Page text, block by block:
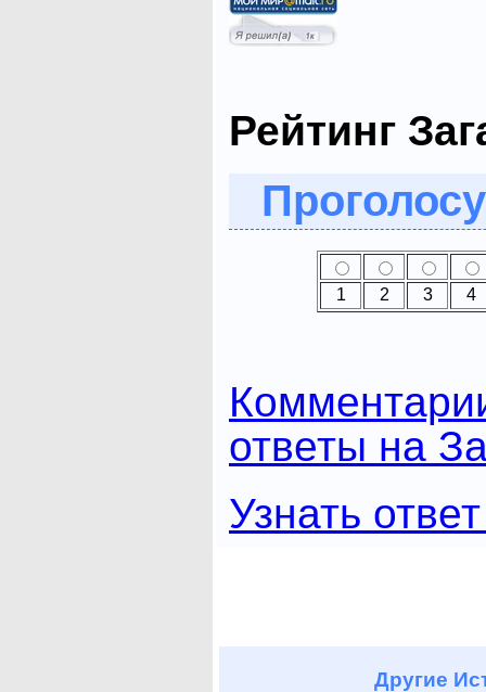
Рейтинг
1 2 3 4
ответы на
Узнать
Другие